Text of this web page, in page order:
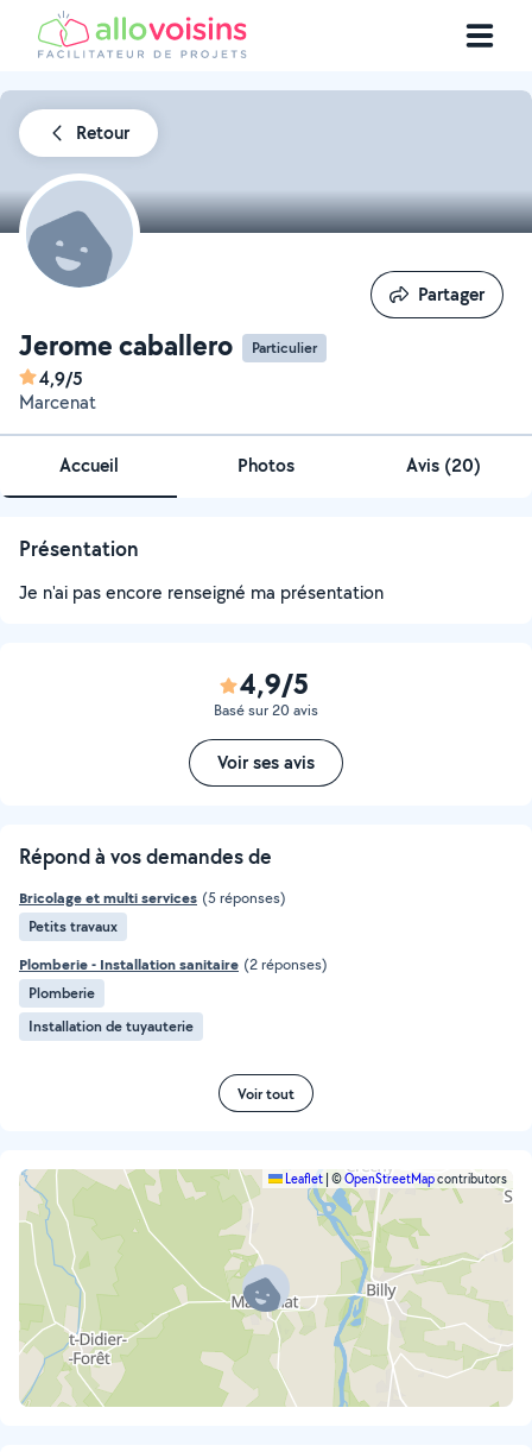
Retour
Jerome caballero Particulier
4,9/5
Marcenat
Partager
Partager
Accueil Photos Avis (20)
Présentation
Je n'ai pas encore renseigné ma présentation
4,9/5
Basé sur 20 avis
Voir ses avis
Répond à vos demandes de
Bricolage et multi services (5 réponses)
Petits travaux
Plomberie - Installation sanitaire (2 réponses)
Plomberie
Installation de tuyauterie
Voir tout
Leaflet ©OpenStreetMapcontributors